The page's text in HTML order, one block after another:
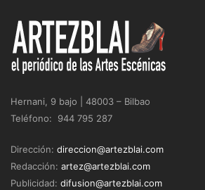
Hernani, 9 bajo | 48003 – Bilbao
Teléfono: 944 795 287
Dirección: direccion@artezblai.com
Redacción: artez@artezblai.com
Publicidad: difusion@artezblai.com